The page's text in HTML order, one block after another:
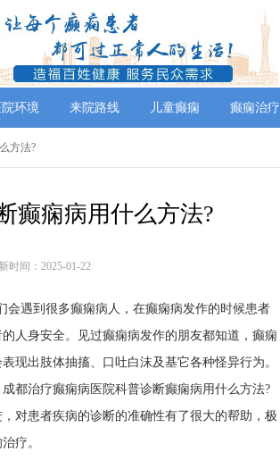
院环境 来院路线 儿童癫痫 癫痫治疗
方法?
癫痫病用什么方法?
时间：2025-01-22
会遇到很多癫痫病人，在癫痫病发作的时候患者
人身安全。见过癫痫病发作的朋友都知道，癫痫
现出肢体抽搐、口吐白沫及基它各种怪异行为。
都治疗癫痫病医院科普诊断癫痫病用什么方法?
对患者疾病的诊断的准确性有了很大的帮助，极
疗。